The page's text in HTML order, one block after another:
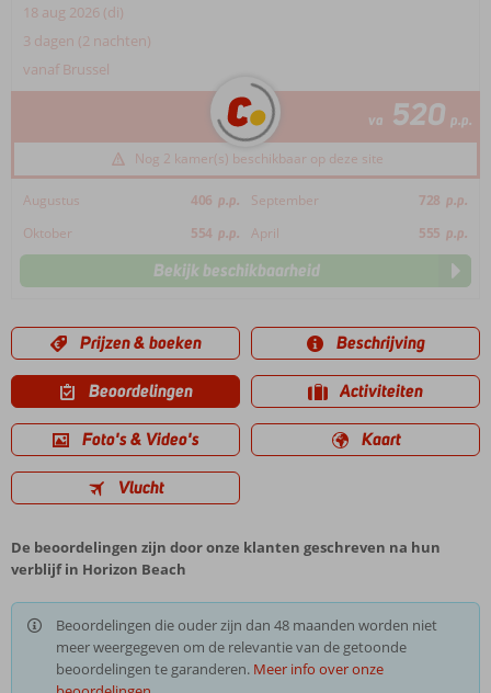
18 aug 2026 (di)
3 dagen (2 nachten)
vanaf Brussel
va 520 p.p.
Nog 2 kamer(s) beschikbaar op deze site
Augustus 406 p.p. September 728 p.p.
Oktober
554 p.p. April 555 p.p.
Bekijk beschikbaarheid
Prijzen & boeken Beschrijving
Beoordelingen Activiteiten
Foto's & Video's Kaart
Vlucht
De beoordelingen zijn door onze klanten geschreven na hun
verblijf in Horizon Beach
Beoordelingen die ouder zijn dan 48 maanden worden niet
meer weergegeven om de relevantie van de getoonde
beoordelingen te garanderen. Meer info over onze